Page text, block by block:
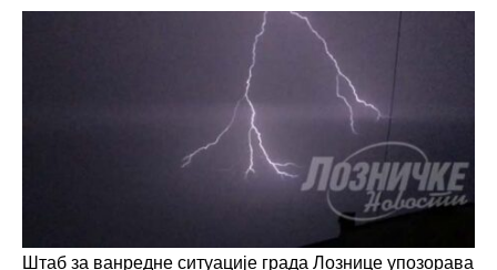
Штаб за ванредне ситуације града Лознице упозорава